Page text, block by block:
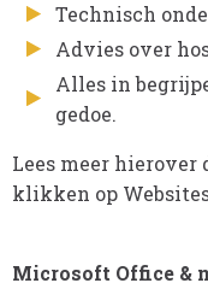
Technisch
Advies over
Alles in
gedoe.
Lees meer hierover
klikken op
Microsoft Office &